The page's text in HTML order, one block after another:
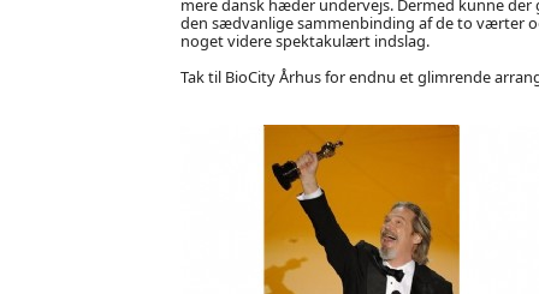
den sædvanlige sammenbinding af de to værter
noget videre spektakulært indslag.
Tak til BioCity Århus for endnu et glimrende